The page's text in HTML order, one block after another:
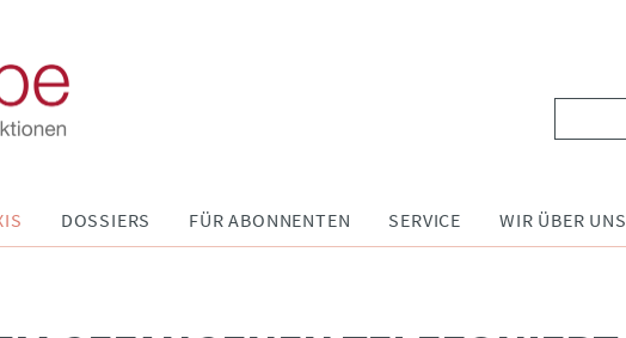
DOSSIERS FÜR ABONNENTEN SERVICE WIR ÜBER UNS